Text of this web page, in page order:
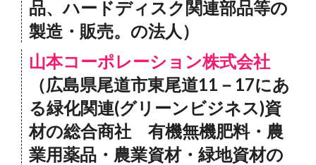
品、ハードディスク関連部品等の
製造・販売。の法人）
山本コーポレーション株式会社
（広島県尾道市東尾道11－17にあ
る緑化関連(グリーンビジネス)資
材の総合商社 有機無機肥料・農
業用薬品・農業資材・緑地資材の